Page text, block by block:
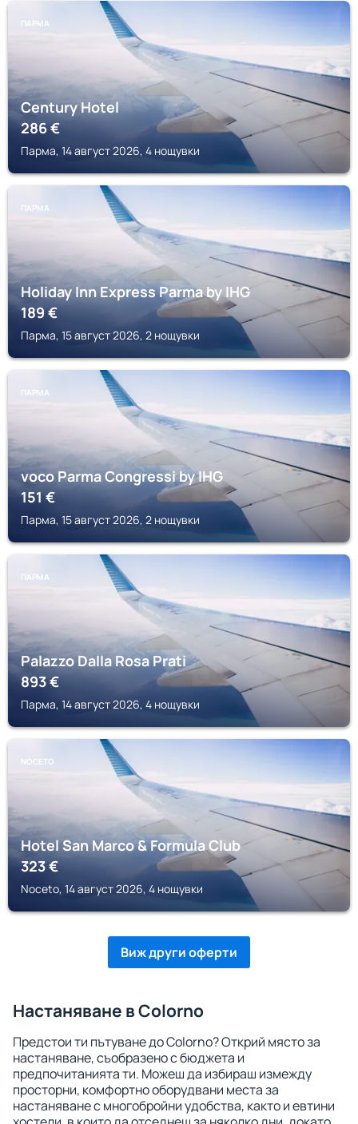
ПАРМА
Century Hotel
286€
Парма, 14 август 2026, 4 нощувки
ПАРМА
Holiday Inn Express Parma by IHG
189€
Парма, 15 август 2026, 2 нощувки
ПАРМА
voco Parma Congressi by IHG
151€
Парма, 15 август 2026, 2 нощувки
ПАРМА
Palazzo Dalla Rosa Prati
893€
Парма, 14 август 2026, 4 нощувки
NOCETO
Hotel San Marco & Formula Club
323€
Noceto, 14 август 2026, 4 нощувки
Виж други оферти
Настаняване в Colorno
Предстои ти пътуване до Colorno? Открий място за
настаняване, съобразено с бюджета и
предпочитанията ти. Можеш да избираш измежду
просторни, комфортно оборудвани места за
настаняване с многобройни удобства, както и евтини